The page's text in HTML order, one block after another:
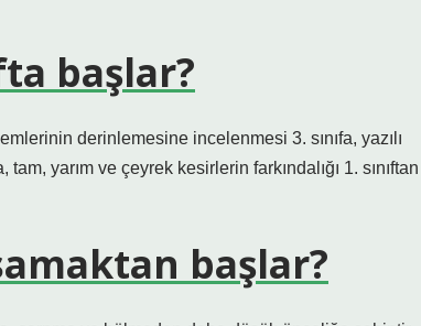
başlar?
derinlemesine incelenmesi 3. sınıfa, yazılı
yarım ve çeyrek kesirlerin farkındalığı 1. sınıftan
başlar?